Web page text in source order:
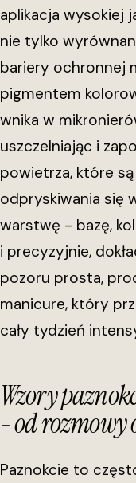
aplikacja wysokiej
nie tylko
bariery ochronnej
pigmentem
wnika w
uszczelniając i
powietrza, które
odpryskiwania się
warstwę - bazę,
i precyzyjnie,
pozoru prosta,
manicure, który
cały tydzień
Wzory
- od rozmowy
Paznokcie to